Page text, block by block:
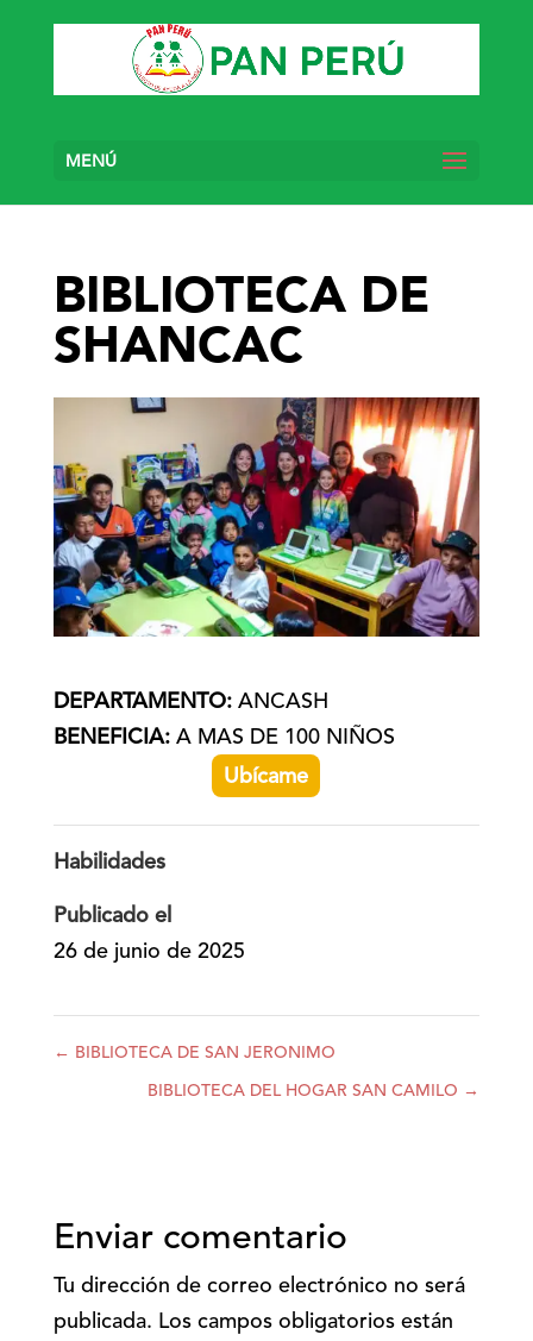
MENÚ
BIBLIOTECA DE
SHANCAC
DEPARTAMENTO:ANCASH
BENEFICIA:A MAS DE 100 NIÑOS
Ubícame
Habilidades
Publicado el
26 de junio de 2025
← BIBLIOTECA DE SAN JERONIMO
BIBLIOTECA DEL HOGAR SAN CAMILO →
Enviar comentario
Tu dirección de correo electrónico no será
publicada. Los campos obligatorios están